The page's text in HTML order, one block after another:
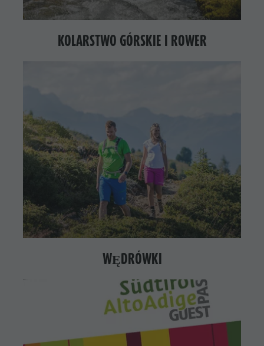
KOLARSTWO GÓRSKIE I ROWER
WĘDRÓWKI